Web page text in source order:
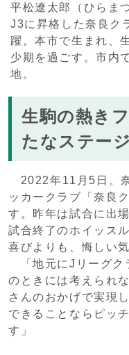
平松遼太郎（ひらま
J3に昇格した奈良ク
躍。本市で生まれ、
少期を過ごす。市内
地。
生駒の熱き
たなステー
2022年11月5日。
ッカークラブ「奈良
す。昨年は試合に出
試合終了のホイッス
喜びよりも、悔しい
「地元にJリーグク
のときには考えられ
さんのおかげで実現
できることならピッ
す」